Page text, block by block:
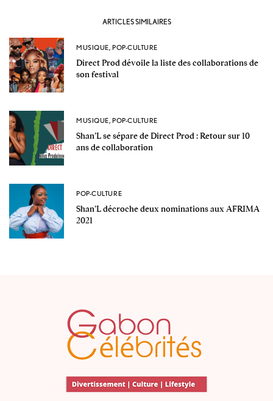
ARTICLES SIMILAIRES
MUSIQUE, POP-CULTURE
Direct Prod dévoile la liste des collaborations de
son festival
MUSIQUE, POP-CULTURE
Shan’L se sépare de Direct Prod : Retour sur 10
ans de collaboration
POP-CULTURE
Shan’L décroche deux nominations aux AFRIMA
2021